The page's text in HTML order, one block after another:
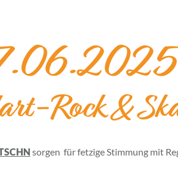
Rock &
sorgen für fetzige Stimmung mit